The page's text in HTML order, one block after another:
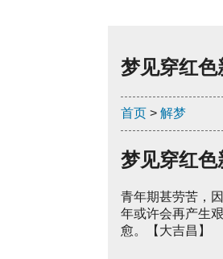
梦见穿红色
首页 > 解梦
梦见穿红
青年期甚劳苦，
年或许会再产生
愈。【大吉昌】